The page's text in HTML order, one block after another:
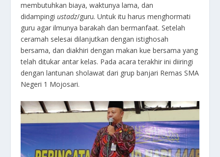
membutuhkan biaya, waktunya lama, dan
didampingiustadz/guru. Untuk itu harus menghormati
guru agar ilmunya barakah dan bermanfaat. Setelah
ceramah selesai dilanjutkan dengan istighosah
bersama, dan diakhiri dengan makan kue bersama yang
telah ditukar antar kelas. Pada acara terakhir ini diiringi
dengan lantunan sholawat dari grup banjari Remas SMA
Negeri 1 Mojosari.